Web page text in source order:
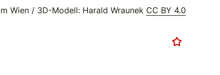
Wien / 3D-Modell: Harald Wraunek CC BY 4.0